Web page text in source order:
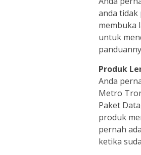
anda
membuka
untuk
Produk
Anda
Metro
Paket
produk
pernah
ketika